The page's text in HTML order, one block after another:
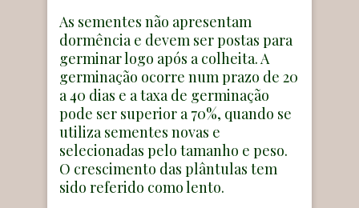
As sementes não apresentam
dormência e devem ser postas para
germinar logo após a colheita. A
germinação ocorre num prazo de 20
a 40 dias e a taxa de germinação
pode ser superior a 70%, quando se
utiliza sementes novas e
selecionadas pelo tamanho e peso.
O crescimento das plântulas tem
sido referido como lento.